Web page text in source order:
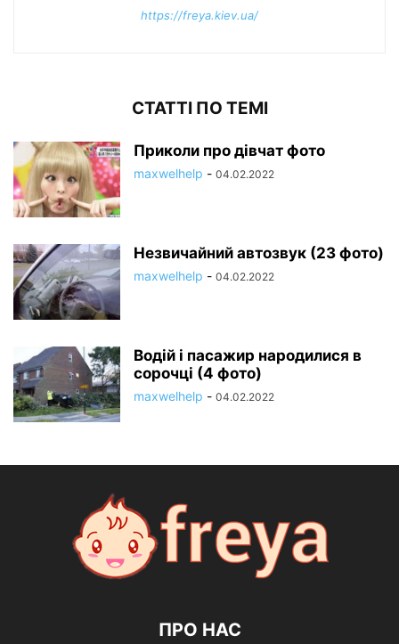
https://freya.kiev.ua/
СТАТТІ ПО ТЕМІ
Приколи про дівчат фото
maxwelhelp - 04.02.2022
Незвичайний автозвук (23 фото)
maxwelhelp - 04.02.2022
Водій і пасажир народилися в
сорочці (4 фото)
maxwelhelp - 04.02.2022
ПРО НАС